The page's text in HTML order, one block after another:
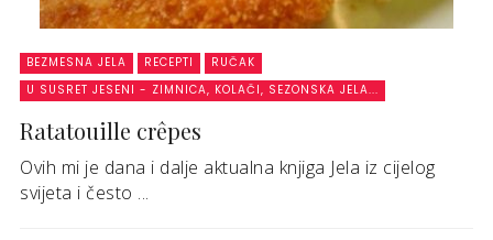
BEZMESNA JELA RECEPTI
RUČAK
U SUSRET JESENI - ZIMNICA, KOLAČI, SEZONSKA JELA...
Ratatouille crêpes
Ovih mi je dana i dalje aktualna knjiga Jela iz cijelog
svijeta i često ...